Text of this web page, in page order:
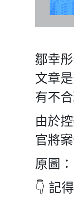
鄒幸
文章
有不
由於
官將
原圖：
👇 記